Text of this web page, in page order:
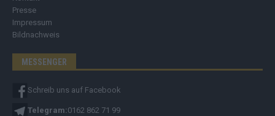
Presse
Impressum
Bildnachweis
MESSENGER
Schreib uns auf Facebook
Telegram:0162 862 71 99